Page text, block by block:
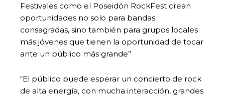
Festivales como el Poseidón RockFest crean
oportunidades no solo para bandas
consagradas, sino también para grupos locales
más jóvenes que tienen la oportunidad de tocar
ante un público más grande”
“El público puede esperar un concierto de rock
de alta energía, con mucha interacción, grandes